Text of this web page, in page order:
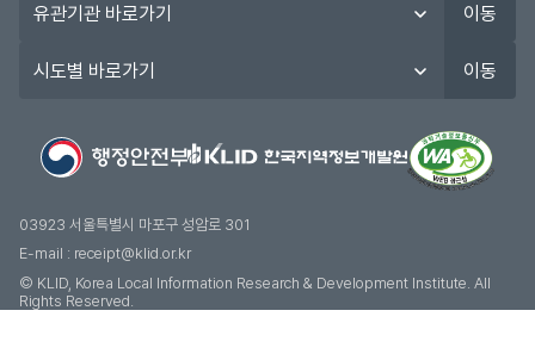
관
이동
도
기
이동
03923 서울특별시 마포구 성암로 301
E-mail : receipt@klid.or.kr
© KLID, Korea Local Information Research & Development Institute. AII
Rights Reserved.